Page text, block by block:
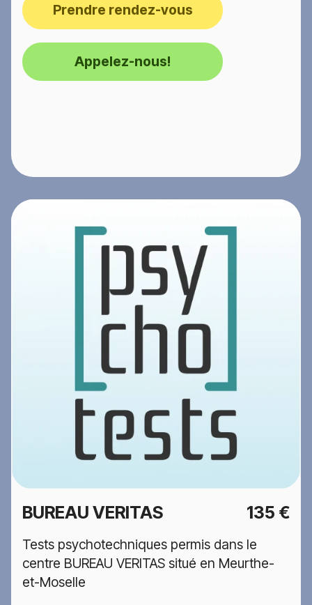
Prendre rendez-vous
Appelez-nous!
BUREAU VERITAS 135 €
Tests psychotechniques permis dans le
centre BUREAU VERITAS situé en Meurthe-
et-Moselle